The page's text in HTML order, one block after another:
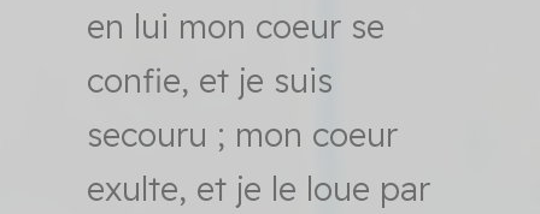
en lui mon coeur se
confie, et je suis
secouru ; mon coeur
exulte, et je le loue par